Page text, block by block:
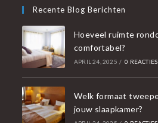
Recente Blog Berichten
Hoeveel ruimte
comfortabel?
APRIL 24, 2025 / 0 REACTIES
Welk formaat
jouw slaapkamer?